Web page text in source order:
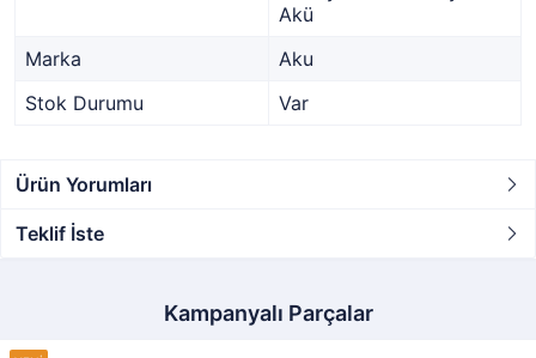
Akü
Marka
Aku
Stok Durumu
Var
Ürün Yorumları
Teklif İste
Kampanyalı Parçalar